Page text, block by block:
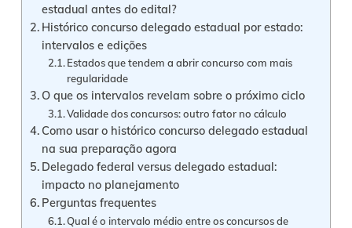
estadual antes do edital?
Histórico concurso delegado estadual por estado:
intervalos e edições
Estados que tendem a abrir concurso com mais
regularidade
O que os intervalos revelam sobre o próximo ciclo
Validade dos concursos: outro fator no cálculo
Como usar o histórico concurso delegado estadual
na sua preparação agora
Delegado federal versus delegado estadual:
impacto no planejamento
Perguntas frequentes
Qual é o intervalo médio entre os concursos de